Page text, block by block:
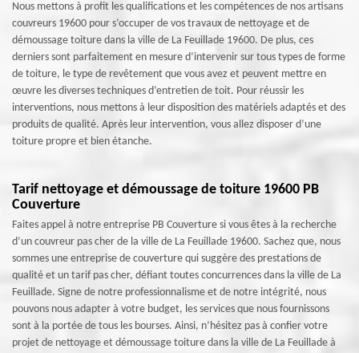
Nous mettons à profit les qualifications et les compétences de nos artisans
couvreurs 19600 pour s’occuper de vos travaux de nettoyage et de
démoussage toiture dans la ville de La Feuillade 19600. De plus, ces
derniers sont parfaitement en mesure d’intervenir sur tous types de forme
de toiture, le type de revêtement que vous avez et peuvent mettre en
œuvre les diverses techniques d’entretien de toit. Pour réussir les
interventions, nous mettons à leur disposition des matériels adaptés et des
produits de qualité. Après leur intervention, vous allez disposer d’une
toiture propre et bien étanche.
Tarif nettoyage et démoussage de toiture 19600 PB
Couverture
Faites appel à notre entreprise PB Couverture si vous êtes à la recherche
d’un couvreur pas cher de la ville de La Feuillade 19600. Sachez que, nous
sommes une entreprise de couverture qui suggère des prestations de
qualité et un tarif pas cher, défiant toutes concurrences dans la ville de La
Feuillade. Signe de notre professionnalisme et de notre intégrité, nous
pouvons nous adapter à votre budget, les services que nous fournissons
sont à la portée de tous les bourses. Ainsi, n’hésitez pas à confier votre
projet de nettoyage et démoussage toiture dans la ville de La Feuillade à